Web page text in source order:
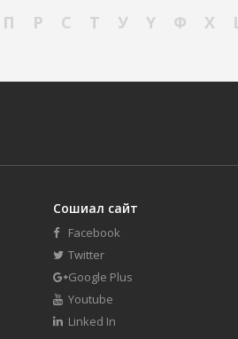
П Р С Т У Ү Ф Х
Сошиал сайт
Facebook
Twitter
Google Plus
Youtube
Linked In